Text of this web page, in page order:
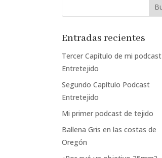
Entradas recientes
Tercer Capítulo de mi podcast
Entretejido
Segundo Capítulo Podcast
Entretejido
Mi primer podcast de tejido
Ballena Gris en las costas de
Oregón